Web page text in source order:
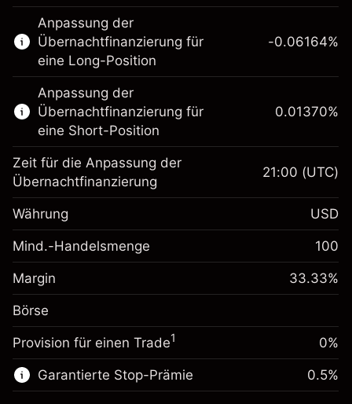
Dieser Finanzmarkt steht für das CFD-
Trading zur Verfügung.
Erfahren Sie mehr über:
CFDs
Anpassung der
Übernachtfinanzierung für
eine Long-Position
Margin. Ihre Investition
$1,000.00
Anpassung der
Übernachtfinanzierung
fremdfinanzierten
-0.061644
(-$1.85)
Positionsgröße mit Hebelwirkung
~$3,000.30
Geld aus Hebelwirkung ~ $
-0.06164%
Anpassung der
Übernachtfinanzierung für
eine Short-Position
Margin. Ihre Investition
$1,000.00
Anpassung der
Gebühren aus
fremdfinanzierten
Positionswert
%
($0.41)
Positionsgröße mit Hebelwirkung
0.01370%
Zeit für die Anpassung der
Übernachtfinanzierung
21:00 (UTC)
Währung USD
Mind.-Handelsmenge 100
Margin 33.33%
Börse
Provision für einen Trade1 0%
Garantierte Stop-Prämie 0.5%